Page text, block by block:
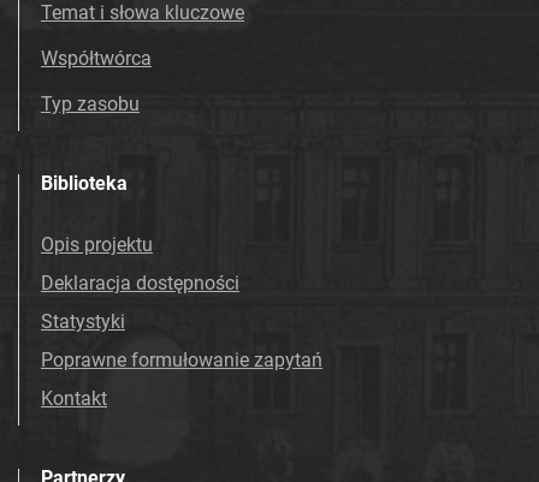
Temat i słowa kluczowe
Współtwórca
Typ zasobu
Biblioteka
Opis projektu
Deklaracja dostępności
Statystyki
Poprawne formułowanie zapytań
Kontakt